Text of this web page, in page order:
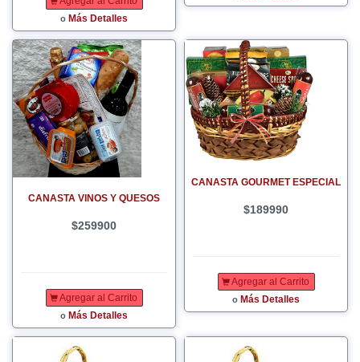
o Más Detalles
CANASTA VINOS Y QUESOS
$259900
Agregar al Carrito
o Más Detalles
CANASTA GOURMET ESPECIAL
$189990
Agregar al Carrito
o Más Detalles